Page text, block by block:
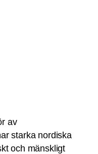
av
starka nordiska
och mänskligt